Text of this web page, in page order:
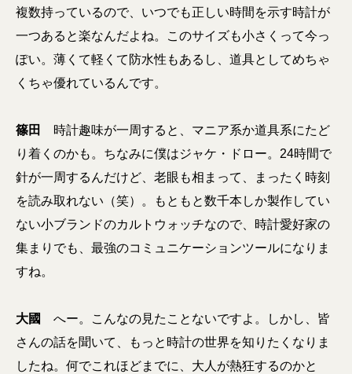
複数持っているので、いつでも正しい時間を示す時計が
一つあると楽なんだよね。このサイズも小さくって今っ
ぽい。薄くて軽くて防水性もあるし、道具としてめちゃ
くちゃ優れているんです。
篠田
時計趣味が一周すると、マニア系か道具系にたど
り着くのかも。ちなみに僕はジャケ・ドロー。24時間で
針が一周するんだけど、老眼も相まって、まったく時刻
を読み取れない（笑）。もともと数千本しか製作してい
ない小ブランドのカルトウォッチなので、時計愛好家の
集まりでも、最強のコミュニケーションツールになりま
すね。
大國
へー。こんなの見たことないですよ。しかし、皆
さんの話を聞いて、もっと時計の世界を知りたくなりま
したね。何でこれほどまでに、大人が熱狂するのかと